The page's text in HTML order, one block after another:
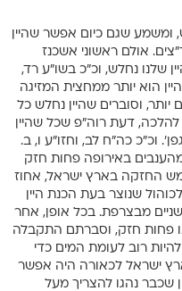
ומשמע שגם כיום אפשר שהיין
אולם ראשוני אשכנז
שלנו נחלש, וכ”כ בשו”ע רד,
הוא יותר ממחצית המזיגה
יותר, וסוברים שהיין נחלש כל
דעת רוה”פ שכל שהיין
וכ”כ כה”ח לב, וחזו”ע ו, ב.
באירופה פחות חזק
החזקה בארץ ישראל, אחוז
שנוצר בעת הכנת היין
כמעט פי שניים מבצרפת. בכל אופן, אחר
פחות חזק, וסברתם התקבלה
רוב לעומת המים כדי
ישראל לכאורה היה אפשר
שכבר נהגו להצריך מעל